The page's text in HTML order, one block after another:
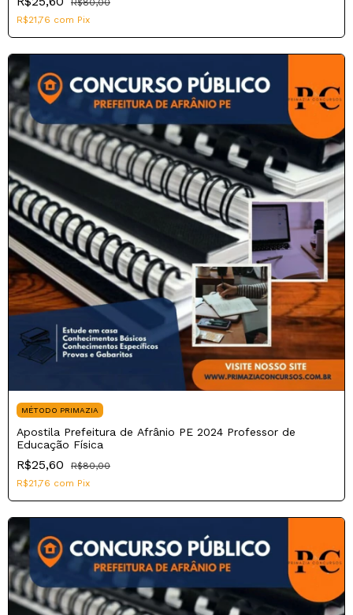
R$21,76 com Pix
MÉTODO PRIMAZIA
Apostila Prefeitura de Afrânio PE 2024 Professor de
Educação Física
R$25,60
R$80,00
R$21,76 com Pix